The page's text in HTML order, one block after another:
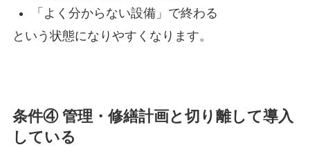
「よく分からない設備」で終わる
という状態になりやすくなります。
条件④ 管理・修繕計画と切り離して導入
している